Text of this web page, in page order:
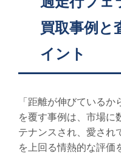
買取事例と
イント
「距離が伸びている
を覆す事例は、市場に
テナンスされ、愛され
を上回る情熱的な評価